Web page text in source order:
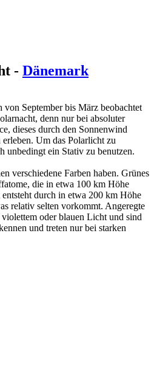
- Dänemark
von September bis März beobachtet
denn nur bei absoluter
dieses durch den Sonnenwind
Um das Polarlicht zu
unbedingt ein Stativ zu benutzen.
verschiedene Farben haben. Grünes
die in etwa 100 km Höhe
durch in etwa 200 km Höhe
relativ selten vorkommt. Angeregte
oder blauen Licht und sind
und treten nur bei starken